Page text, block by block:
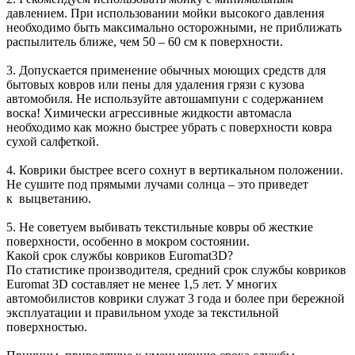
давлением. При использовании мойки высокого давления
необходимо быть максимально осторожными, не приближать
распылитель ближе, чем 50 – 60 см к поверхности.
3. Допускается применение обычных моющих средств для
бытовых ковров или пены для удаления грязи с кузова
автомобиля. Не используйте автошампуни с содержанием
воска! Химически агрессивные жидкости автомасла
необходимо как можно быстрее убрать с поверхности ковра
сухой салфеткой.
4. Коврики быстрее всего сохнут в вертикальном положении.
Не сушите под прямыми лучами солнца – это приведет
к выцветанию.
5. Не советуем выбивать текстильные ковры об жесткие
поверхности, особенно в мокром состоянии.
Какой срок службы ковриков Euromat3D?
По статистике производителя, средний срок службы ковриков
Euromat 3D составляет не менее 1,5 лет. У многих
автомобилистов коврики служат 3 года и более при бережной
эксплуатации и правильном уходе за текстильной
поверхностью.